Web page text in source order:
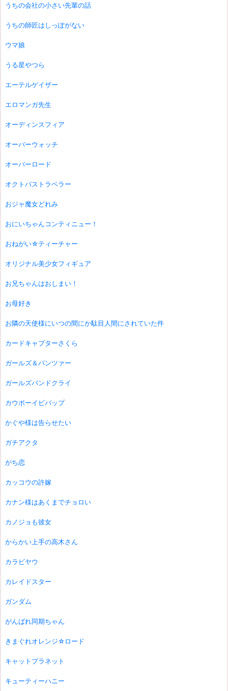
うちの会社の小さい先輩の話
うちの師匠はしっぽがない
ウマ娘
うる星やつら
エーテルゲイザー
エロマンガ先生
オーディンスフィア
オーバーウォッチ
オーバーロード
オクトパストラベラー
おジャ魔女どれみ
おにいちゃんコンティニュー！
おねがい☆ティーチャー
オリジナル美少女フィギュア
お兄ちゃんはおしまい！
お母好き
お隣の天使様にいつの間にか駄目人間にされていた件
カードキャプターさくら
ガールズ＆パンツァー
ガールズバンドクライ
カウボーイビバップ
かぐや様は告らせたい
ガチアクタ
がち恋
カッコウの許嫁
カナン様はあくまでチョロい
カノジョも彼女
からかい上手の高木さん
カラビヤウ
カレイドスター
ガンダム
がんばれ同期ちゃん
きまぐれオレンジ☆ロード
キャットプラネット
キューティーハニー